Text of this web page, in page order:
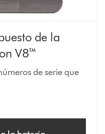
de la
V8™
de serie que